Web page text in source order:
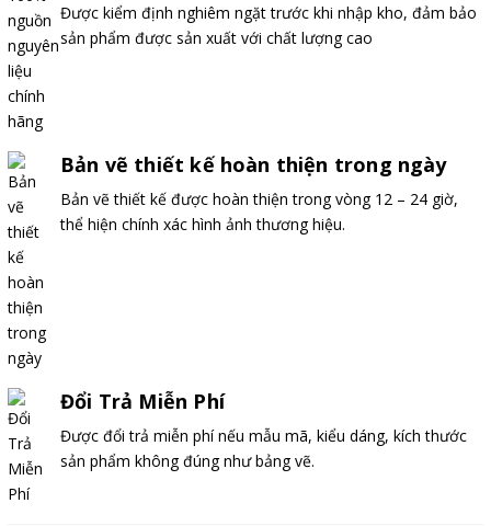
Được kiểm định nghiêm ngặt trước khi nhập kho, đảm bảo
sản phẩm được sản xuất với chất lượng cao
Bản vẽ thiết kế hoàn thiện trong ngày
Bản vẽ thiết kế được hoàn thiện trong vòng 12 – 24 giờ,
thể hiện chính xác hình ảnh thương hiệu.
Đổi Trả Miễn Phí
Được đổi trả miễn phí nếu mẫu mã, kiểu dáng, kích thước
sản phẩm không đúng như bảng vẽ.